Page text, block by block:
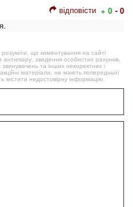
відповісти + 0 - 0
що коментування на сайті
антипіару, зведення особистих рахунків,
та інших некоректних і
матеріали, не мають попередньої
містити недостовірну інформацію.